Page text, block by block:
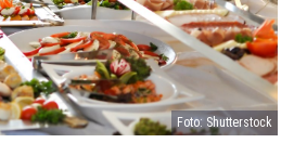
Foto: Shutterstock